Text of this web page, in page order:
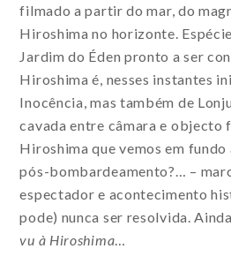
filmado a partir do mar, do
Hiroshima no horizonte.
Jardim do Éden pronto a ser
Hiroshima é, nesses instantes
Inocência, mas também de
cavada entre câmara e objecto
Hiroshima que vemos em fundo
pós-bombardeamento?… –
espectador e acontecimento
pode) nunca ser resolvida.
vu à Hiroshima…